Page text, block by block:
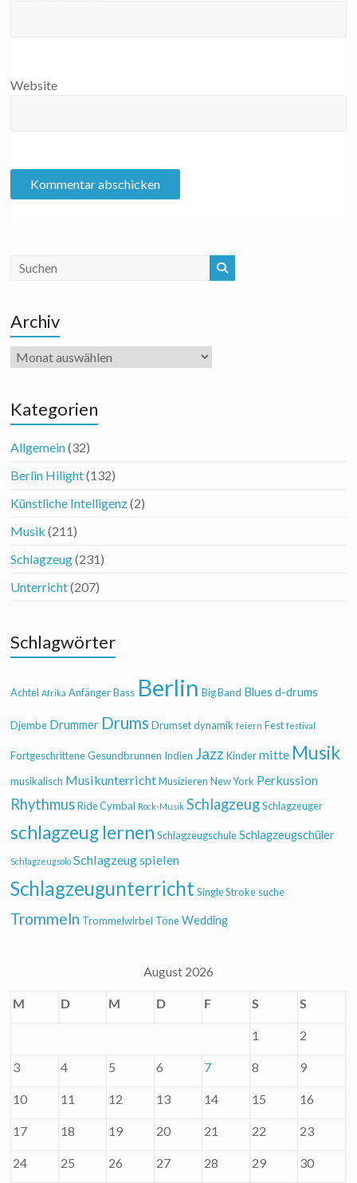
Website
Archiv
Archiv
Kategorien
Allgemein(32)
Berlin Hilight(132)
Künstliche Intelligenz(2)
Musik (211)
Schlagzeug(231)
Unterricht(207)
Schlagwörter
Achtel Afrika Anfänger Bass Berlin Big Band Blues d-drums
Djembe Drummer Drums Drumset dynamik feiern Fest festival
Fortgeschrittene Gesundbrunnen Indien Jazz Kinder mitte Musik
musikalisch Musikunterricht Musizieren New York Perkussion
Rhythmus Ride Cymbal Rock-Musik Schlagzeug Schlagzeuger
schlagzeug lernen Schlagzeugschule Schlagzeugschüler
Schlagzeugsolo Schlagzeug spielen
Schlagzeugunterricht Single Stroke suche
Trommeln Trommelwirbel Töne Wedding
August 2026
M D M D F S S
1 2
3 4 5 6 7 8 9
10 11 12 13 14 15 16
17 18 19 20 21 22 23
24 25 26 27 28 29 30